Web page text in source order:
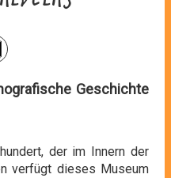
Geschichte
der im Innern der
verfügt dieses Museum